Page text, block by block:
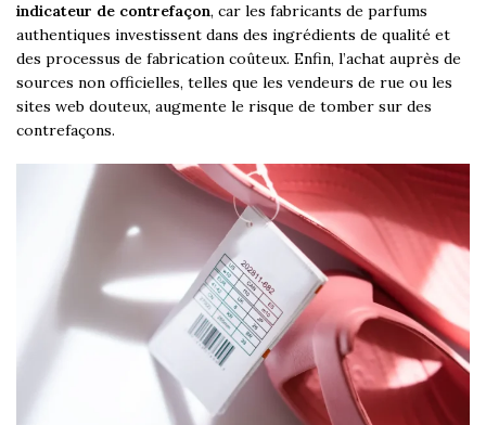
indicateur de contrefaçon, car les fabricants de parfums
authentiques investissent dans des ingrédients de qualité et
des processus de fabrication coûteux. Enfin, l’achat auprès de
sources non officielles, telles que les vendeurs de rue ou les
sites web douteux, augmente le risque de tomber sur des
contrefaçons.